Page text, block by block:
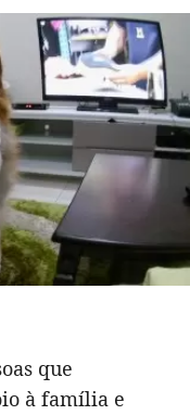
que
à família e